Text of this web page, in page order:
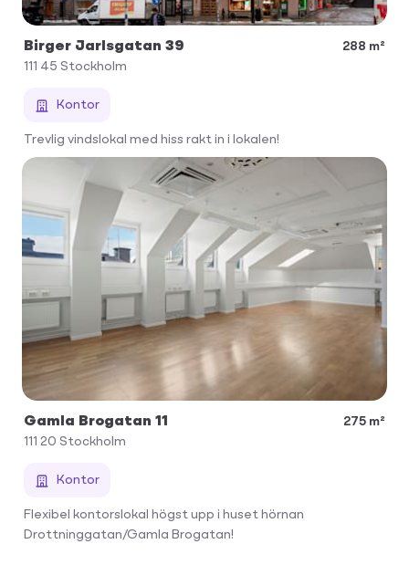
Birger Jarlsgatan 39
288 m²
111 45 Stockholm
Kontor
Trevlig vindslokal med hiss rakt in i lokalen!
Gamla Brogatan 11
275 m²
111 20 Stockholm
Kontor
Flexibel kontorslokal högst upp i huset hörnan
Drottninggatan/Gamla Brogatan!